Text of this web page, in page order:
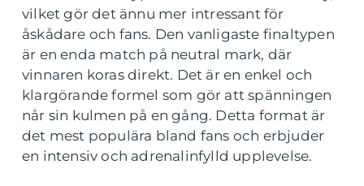
vilket gör det ännu mer intressant för
åskådare och fans. Den vanligaste finaltypen
är en enda match på neutral mark, där
vinnaren koras direkt. Det är en enkel och
klargörande formel som gör att spänningen
når sin kulmen på en gång. Detta format är
det mest populära bland fans och erbjuder
en intensiv och adrenalinfylld upplevelse.